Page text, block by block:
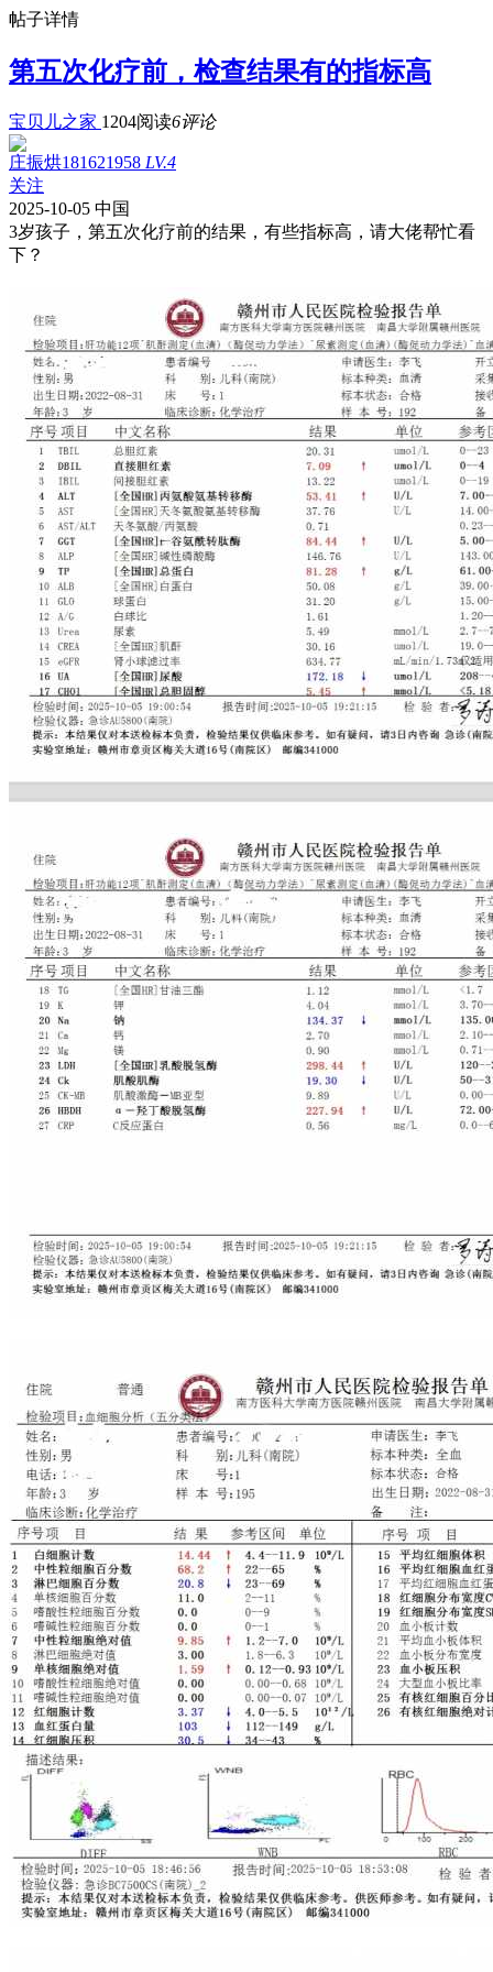
帖子详情
第五次化疗前，检查结果有的指标高
宝贝儿之家 1204阅读6评论
庄振烘181621958 LV.4
关注
2025-10-05 中国
3岁孩子，第五次化疗前的结果，有些指标高，请大佬帮忙看
下？